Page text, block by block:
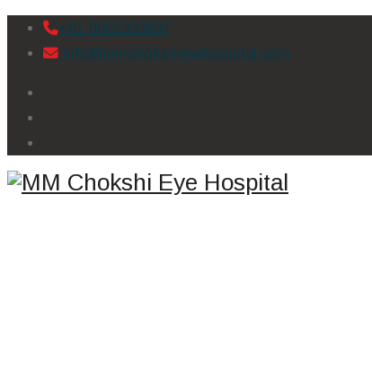
+91-9081333897
info@mmchokshieyehospital.com